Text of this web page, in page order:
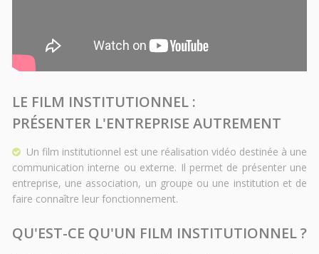
LE FILM INSTITUTIONNEL :
PRÉSENTER L'ENTREPRISE AUTREMENT
Un film institutionnel est une réalisation vidéo destinée à une
communication interne ou externe. Il permet de présenter une
entreprise, une association, un groupe ou une institution et de
faire connaître leur fonctionnement.
QU'EST-CE QU'UN FILM INSTITUTIONNEL ?